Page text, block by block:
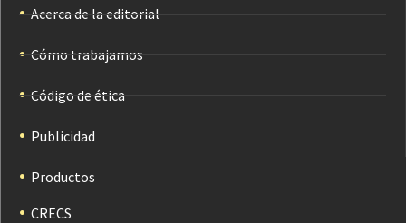
Acerca de la editorial
Cómo trabajamos
Código de ética
Publicidad
Productos
CRECS